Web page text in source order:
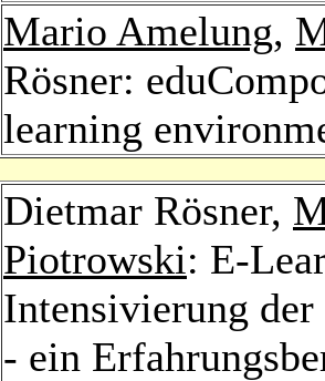
Mario Amelung,
Rösner:
learning
Dietmar Rösner,
Piotrowski: E-
Intensivierung
- ein